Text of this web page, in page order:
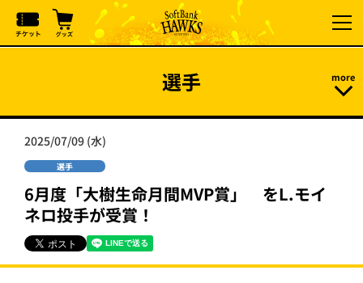
選手
2025/07/09 (水)
選手
6月度「大樹生命月間MVP賞」 をL.モイ
ネロ投手が受賞！